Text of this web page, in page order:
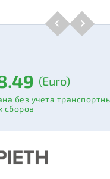
(Euro)
без учета
сборов